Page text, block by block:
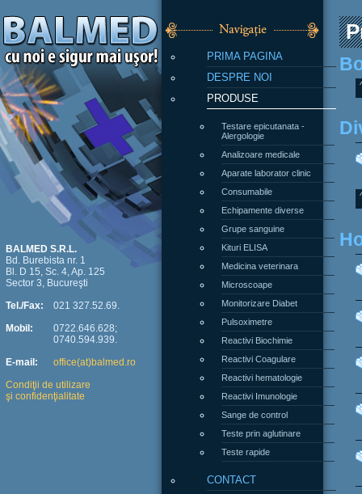
PRIMA PAGINA
DESPRE NOI
PRODUSE
Testare epicutanata -
Alergologie
Analizoare medicale
Aparate laborator clinic
Consumabile
Echipamente diverse
Grupe sanguine
Kituri ELISA
Medicina veterinara
Microscoape
Monitorizare Diabet
Pulsoximetre
Reactivi Biochimie
Reactivi Coagulare
Reactivi hematologie
Reactivi Imunologie
Sange de control
Teste prin aglutinare
Teste rapide
CONTACT
BALMED S.R.L.
Bd. Burebista nr. 1
Bl. D 15, Sc. 4, Ap. 125
Sector 3, Bucureşti
Tel./Fax:
Mobil:
E-mail:
021 327.52.69.
0722.646.628;
0740.594.939.
office(at)balmed.ro
Condiţii de utilizare
şi confidenţialitate